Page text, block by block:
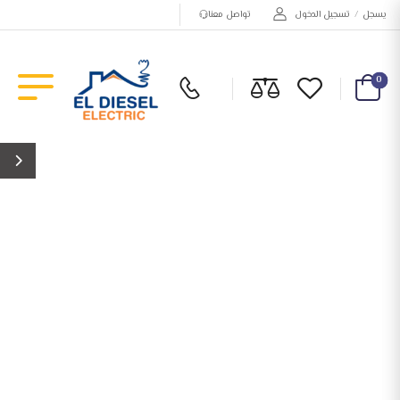
تواصل معنا تسجيل الدخول / يسجل
0